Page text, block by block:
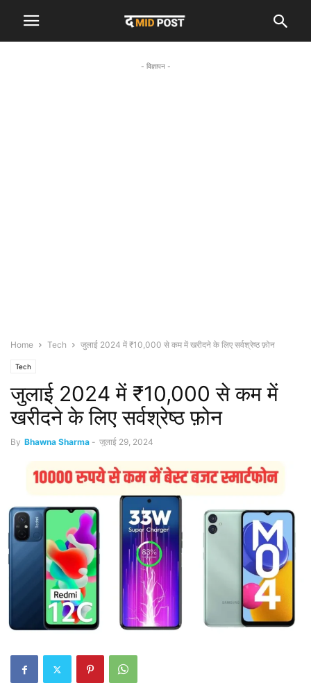
- विज्ञापन -
Home Tech जुलाई 2024 में ₹10,000 से कम में खरीदने के लिए सर्वश्रेष्ठ फ़ोन
Tech
जुलाई 2024 में ₹10,000 से कम में
खरीदने के लिए सर्वश्रेष्ठ फ़ोन
By Bhawna Sharma - जुलाई 29, 2024